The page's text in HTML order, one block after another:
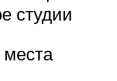
студии
места